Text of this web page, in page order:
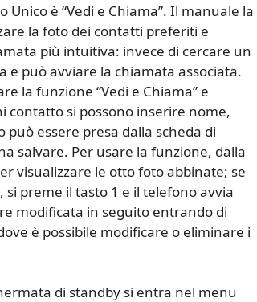
è “Vedi e Chiama”. Il manuale la
la foto dei contatti preferiti e
più intuitiva: invece di cercare un
e può avviare la chiamata associata.
la funzione “Vedi e Chiama” e
si possono inserire nome,
essere presa dalla scheda di
salvare. Per usare la funzione, dalla
visualizzare le otto foto abbinate; se
preme il tasto 1 e il telefono avvia
modificata in seguito entrando di
è possibile modificare o eliminare i
di standby si entra nel menu